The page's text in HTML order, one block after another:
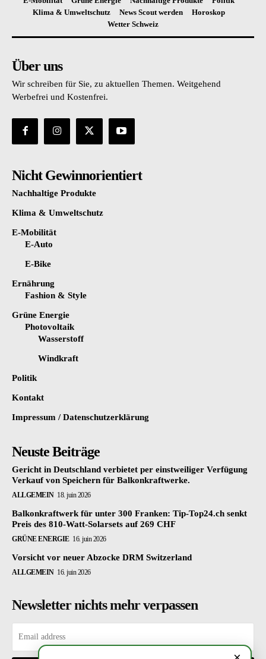
Klima & Umweltschutz
News Scout werden
Horoskop
Wetter Schweiz
Über uns
Wir schreiben für Sie, zu aktuellen Themen. Weitgehend
Werbefrei und Kostenfrei.
Nicht Gewinnorientiert
Nachhaltige Produkte
Klima & Umweltschutz
E-Mobilität
E-Auto
E-Bike
Ernährung
Fashion & Style
Grüne Energie
Photovoltaik
Wasserstoff
Windkraft
Politik
Kontakt
Impressum / Datenschutzerklärung
Neuste Beiträge
Gericht in Deutschland verbietet per einstweiliger Verfügung
Verkauf von Speichern für Balkonkraftwerke.
ALLGEMEIN 18. juin 2026
Balkonkraftwerk für unter 300 Franken: Tip-Top24.ch senkt
Preis des 810-Watt-Solarsets auf 269 CHF
GRÜNE ENERGIE 16. juin 2026
Vorsicht vor neuer Abzocke DRM Switzerland
ALLGEMEIN 16. juin 2026
Newsletter nichts mehr verpassen